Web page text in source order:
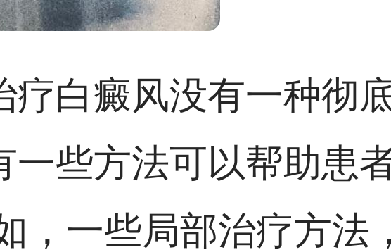
疗白癜风没有一种彻
一些方法可以帮助患
，一些局部治疗方法